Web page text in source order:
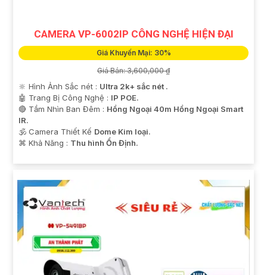
CAMERA VP-6002IP CÔNG NGHỆ HIỆN ĐẠI
Giá Khuyến Mại: 30%
Giá Bán: 3,600,000 ₫
🔆 Hình Ảnh Sắc nét : Ultra 2k+ sắc nét .
🤖️ Trang Bị Công Nghệ : IP POE.
🔴 Tầm Nhìn Ban Đêm : Hồng Ngoại 40m Hồng Ngoại Smart
IR.
🕉️ Camera Thiết Kế Dome Kim loại.
️⌘ Khả Năng : Thu hình Ổn Định.